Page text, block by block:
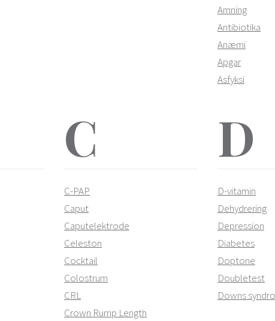
Amning
Antibiotika
Anæmi
Apgar
Asfyksi
C
C-PAP
Caput
Caputelektrode
Celeston
Cocktail
Colostrum
CRL
Crown Rump Length
D
D-vitamin
Dehydrering
Depression
Diabetes
Doptone
Doubletest
Downs